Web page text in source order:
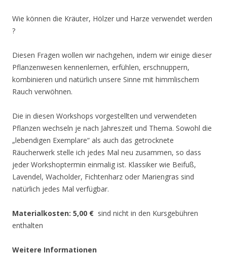
Wie können die Kräuter, Hölzer und Harze verwendet werden
?
Diesen Fragen wollen wir nachgehen, indem wir einige dieser
Pflanzenwesen kennenlernen, erfühlen, erschnuppern,
kombinieren und natürlich unsere Sinne mit himmlischem
Rauch verwöhnen.
Die in diesen Workshops vorgestellten und verwendeten
Pflanzen wechseln je nach Jahreszeit und Thema. Sowohl die
„lebendigen Exemplare“ als auch das getrocknete
Räucherwerk stelle ich jedes Mal neu zusammen, so dass
jeder Workshoptermin einmalig ist. Klassiker wie Beifuß,
Lavendel, Wacholder, Fichtenharz oder Mariengras sind
natürlich jedes Mal verfügbar.
Materialkosten: 5,00 € sind nicht in den Kursgebühren
enthalten
Weitere Informationen